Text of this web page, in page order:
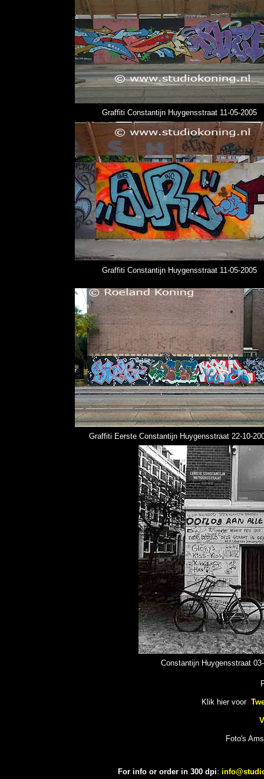
Graffiti Constantijn Huygensstraat 11-05-2005
Graffiti Constantijn Huygensstraat 11-05-2005
Graffiti Eerste Constantijn Huygensstraat 22-10-
Constantijn Huygensstraat
Klik hier voor
Foto's
For info or order in 300 dpi: